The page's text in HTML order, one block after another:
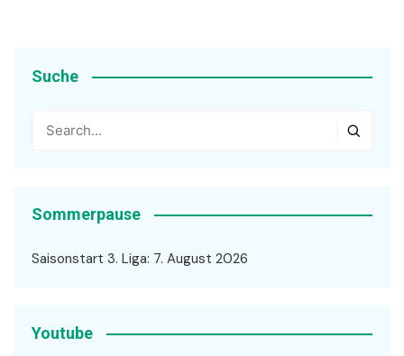
Suche
Sommerpause
Saisonstart 3. Liga: 7. August 2026
Youtube